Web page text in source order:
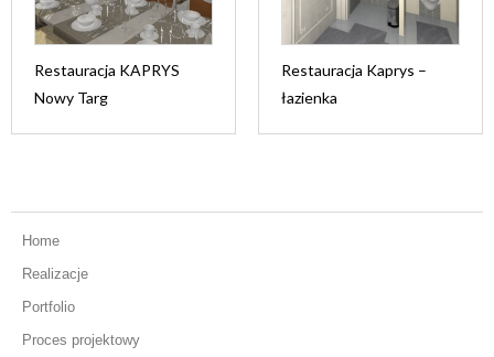
Restauracja KAPRYS
Nowy Targ
Restauracja Kaprys –
łazienka
Home
Realizacje
Portfolio
Proces projektowy